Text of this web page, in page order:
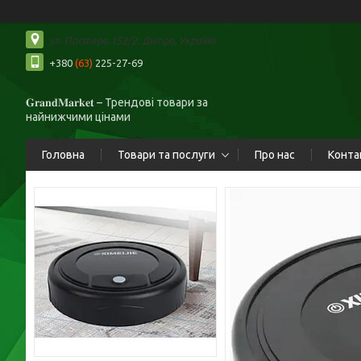
ул. Пастера 152/2, Дніпро, Україна
+380 (63) 225-27-69
𝐆𝐫𝐚𝐧𝐝𝐌𝐚𝐫𝐤𝐞𝐭 – Трендові товари за
найнижчими цінами
Головна Товари та послуги Про нас